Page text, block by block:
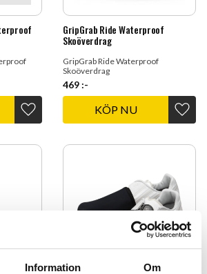
Information Om
Lägg till i favoriter
GripGrab Ride Waterproof
Skoöverdrag
GripGrab Ride Waterproof
Skoöverdrag
469 :-